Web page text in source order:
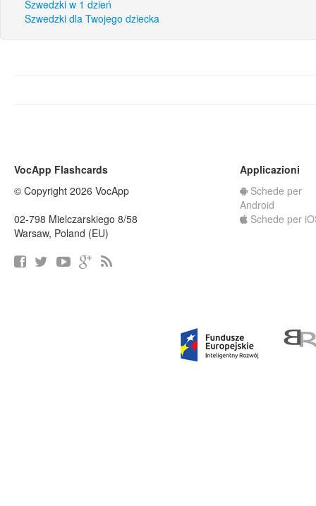
Szwedzki w 1 dzień
Szwedzki dla Twojego dziecka
VocApp Flashcards
© Copyright 2026 VocApp
02-798 Mielczarskiego 8/58
Warsaw, Poland (EU)
Applicazioni
Schede per
Android
Schede per